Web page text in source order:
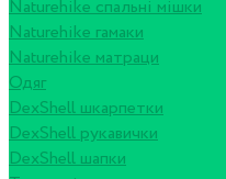
Naturehike спальні мішки
Naturehike гамаки
Naturehike матраци
Одяг
DexShell шкарпетки
DexShell рукавички
DexShell шапки